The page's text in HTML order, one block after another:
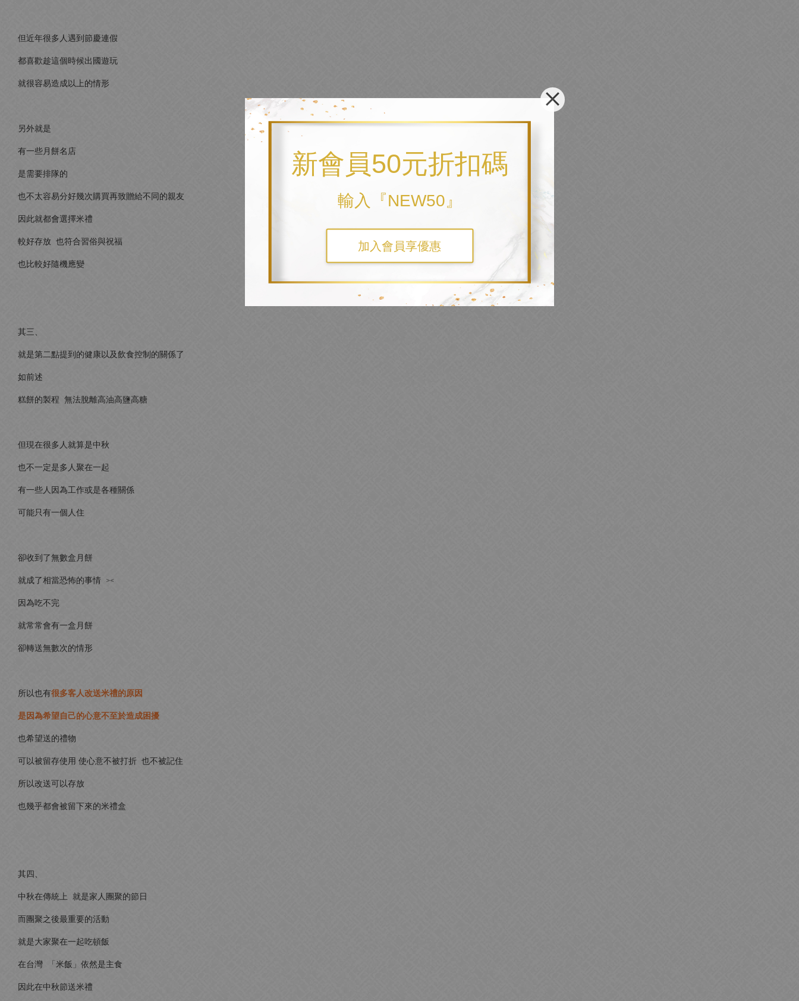
新會員50元折扣碼
輸入『NEW50』
加入會員享優惠
但近年很多人遇到節慶連假
都喜歡趁這個時候出國遊玩
就很容易造成以上的情形
另外就是
有一些月餅名店
是需要排隊的
也不太容易分好幾次購買再致贈給不同的親友
因此就都會選擇米禮
較好存放 也符合習俗與祝福
也比較好隨機應變
其三、
就是第二點提到的健康以及飲食控制的關係了
如前述
糕餅的製程 無法脫離高油高鹽高糖
但現在很多人就算是中秋
也不一定是多人聚在一起
有一些人因為工作或是各種關係
可能只有一個人住
卻收到了無數盒月餅
就成了相當恐怖的事情 ><
因為吃不完
就常常會有一盒月餅
卻轉送無數次的情形
所以也有很多客人改送米禮的原因
是因為希望自己的心意不至於造成困擾
也希望送的禮物
可以被留存使用 使心意不被打折 也不被記住
所以改送可以存放
也幾乎都會被留下來的米禮盒
其四、
中秋在傳統上 就是家人團聚的節日
而團聚之後最重要的活動
就是大家聚在一起吃頓飯
在台灣 「米飯」依然是主食
因此在中秋節送米禮